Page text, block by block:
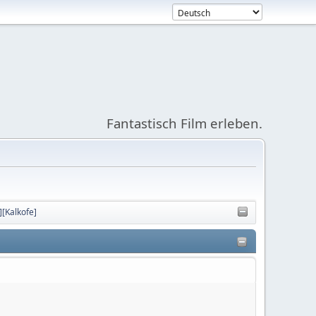
Fantastisch Film erleben.